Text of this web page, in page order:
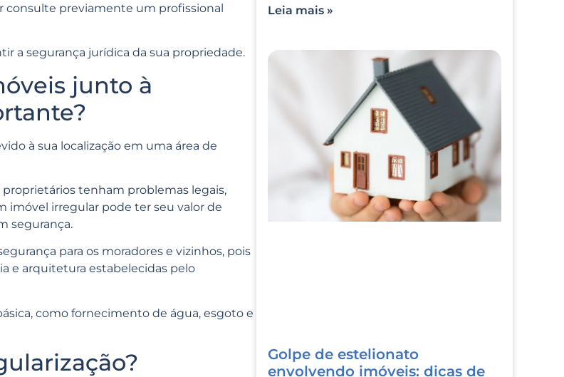
consulte previamente um profissional
a segurança jurídica da sua propriedade.
junto à
à sua localização em uma área de
proprietários tenham problemas legais,
imóvel irregular pode ter seu valor de
segurança.
para os moradores e vizinhos, pois
e arquitetura estabelecidas pelo
como fornecimento de água, esgoto e
Leia mais »
Golpe de estelionato
envolvendo imóveis: dicas de